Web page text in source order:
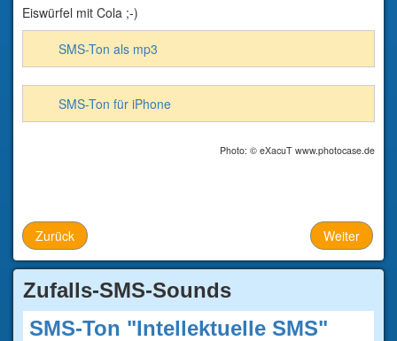
Eiswürfel mit Cola ;-)
SMS-Ton als mp3
SMS-Ton für iPhone
Photo: © eXacuT www.photocase.de
Zurück Weiter
Zufalls-SMS-Sounds
SMS-Ton "Intellektuelle SMS"